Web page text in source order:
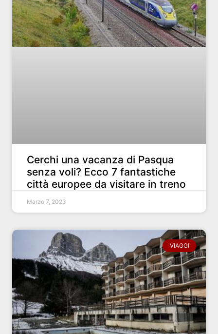
Cerchi una vacanza di Pasqua
senza voli? Ecco 7 fantastiche
città europee da visitare in treno
Marzo 7, 2023
VIAGGI